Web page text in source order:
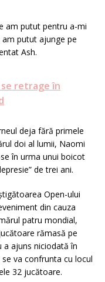
am putut pentru a-mi
putut ajunge pe
Ash.
retrage în
deja fără primele
doi al lumii, Naomi
în urma unui boicot
de trei ani.
Open-ului
din cauza
patru mondial,
rămasă pe
a ajuns niciodată în
va confrunta cu locul
32 jucătoare.